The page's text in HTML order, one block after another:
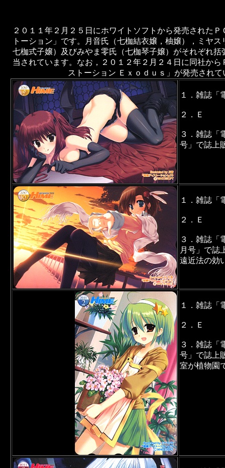
２０１１年２月２５日にホワイトソフトから発売された
トーション」です。月音氏（七枷結衣嬢，柚嬢），ミヤ
七枷式子嬢）及びみやま零氏（七枷琴子嬢）がそれぞれ括
当されています。なお，２０１２年２月２４日に同社か
ストーション Ｅｘｏｄｕｓ」が発売されて
１．雑誌「
２．Ｅ
３．雑誌「
号」で誌上
１．雑誌「
２．Ｅ
３．雑誌「
月号」で誌
遠近法の効
１．雑誌「
２．Ｅ
３．雑誌「
号」で誌上
室が植物園